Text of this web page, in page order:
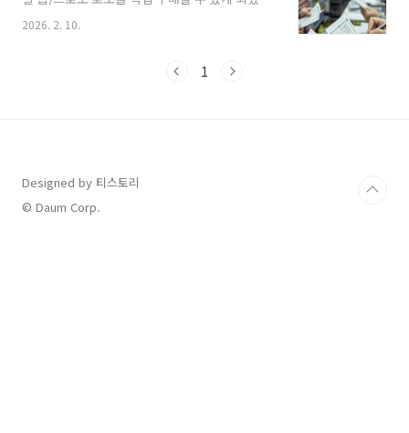
니다.단순히 "된다"는 사실보다 더 중요한 것은
평일 한정 운영과 구매 한도 같은 복잡한 제약 사
의 모든 것을 아주 구체적으로 정리해 드립니다.
복권 모바일 홈페이지(m.dhlottery.co.kr)구
매 가능 요일: 월요일 ~ 금요일 (시범 운영 기간으
로 주말은 제외)구매 가..
2026. 2. 10.
1
Designed by 티스토리
© Daum Corp.